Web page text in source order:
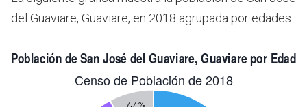
del Guaviare, Guaviare, en 2018 agrupada por edades.